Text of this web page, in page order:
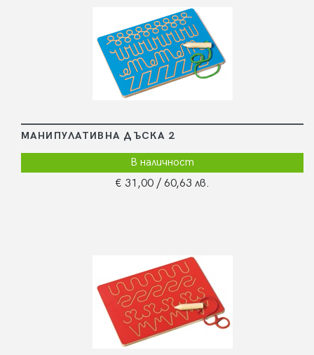
МАНИПУЛАТИВНА ДЪСКА 2
В наличност
€ 31,00 / 60,63 лв.